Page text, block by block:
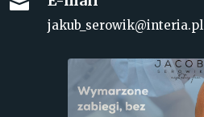
jakub_serowik@interia.pl